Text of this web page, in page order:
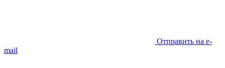
Отправить на e-
mail